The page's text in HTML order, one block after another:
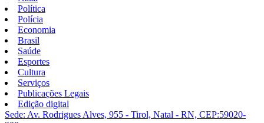
Política
Polícia
Economia
Brasil
Saúde
Esportes
Cultura
Serviços
Publicações Legais
Edição digital
Sede: Av. Rodrigues Alves, 955 - Tirol, Natal - RN, CEP:59020-